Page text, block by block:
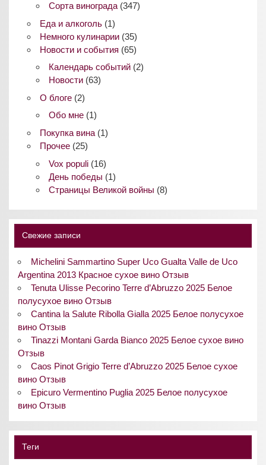
Сорта винограда(347)
Еда и алкоголь(1)
Немного кулинарии(35)
Новости и события (65)
Календарь событий(2)
Новости(63)
О блоге(2)
Обо мне(1)
Покупка вина(1)
Прочее(25)
Vox populi(16)
День победы (1)
Страницы Великой войны (8)
Свежие записи
Michelini Sammartino Super Uco Gualta Valle de Uco
Argentina 2013 Красное сухое вино Отзыв
Tenuta Ulisse Pecorino Terre d’Abruzzo 2025 Белое
полусухое вино Отзыв
Cantina la Salute Ribolla Gialla 2025 Белое полусухое
вино Отзыв
Tinazzi Montani Garda Bianco 2025 Белое сухое вино
Отзыв
Caos Pinot Grigio Terre d’Abruzzo 2025 Белое сухое
вино Отзыв
Epicuro Vermentino Puglia 2025 Белое полусухое
вино Отзыв
Теги